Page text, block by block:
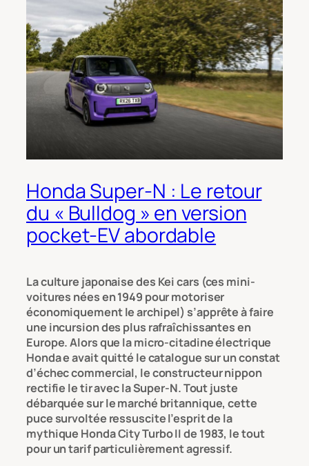
Honda Super-N : Le retour
du « Bulldog » en version
pocket-EV abordable
La culture japonaise des Kei cars (ces mini-
voitures nées en 1949 pour motoriser
économiquement le archipel) s’apprête à faire
une incursion des plus rafraîchissantes en
Europe. Alors que la micro-citadine électrique
Honda e avait quitté le catalogue sur un constat
d’échec commercial, le constructeur nippon
rectifie le tir avec la Super-N. Tout juste
débarquée sur le marché britannique, cette
puce survoltée ressuscite l’esprit de la
mythique Honda City Turbo II de 1983, le tout
pour un tarif particulièrement agressif.